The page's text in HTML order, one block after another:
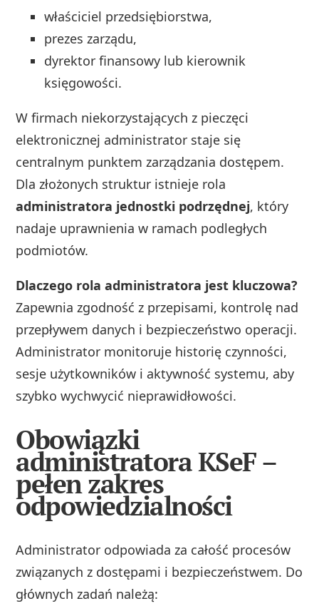
właściciel przedsiębiorstwa,
prezes zarządu,
dyrektor finansowy lub kierownik
księgowości.
W firmach niekorzystających z pieczęci
elektronicznej administrator staje się
centralnym punktem zarządzania dostępem.
Dla złożonych struktur istnieje rola
administratora jednostki podrzędnej, który
nadaje uprawnienia w ramach podległych
podmiotów.
Dlaczego rola administratora jest kluczowa?
Zapewnia zgodność z przepisami, kontrolę nad
przepływem danych i bezpieczeństwo operacji.
Administrator monitoruje historię czynności,
sesje użytkowników i aktywność systemu, aby
szybko wychwycić nieprawidłowości.
Obowiązki
administratora KSeF –
pełen zakres
odpowiedzialności
Administrator odpowiada za całość procesów
związanych z dostępami i bezpieczeństwem. Do
głównych zadań należą: